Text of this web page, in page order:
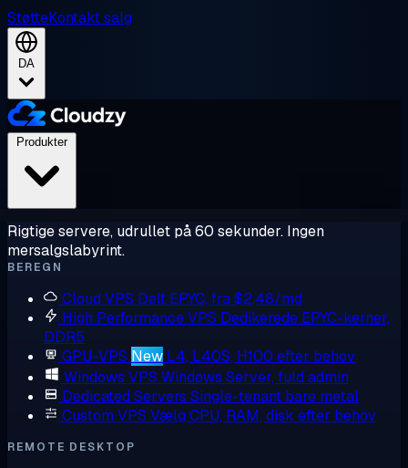
StøtteKontakt salg
DA
Produkter
Rigtige servere, udrullet på 60 sekunder. Ingen
mersalgslabyrint.
BEREGN
Cloud VPS Delt EPYC, fra $2,48/md
High Performance VPS Dedikerede EPYC-kerner,
DDR5
GPU-VPS New L4, L40S, H100 efter behov
Windows VPS Windows Server, fuld admin
Dedicated Servers Single-tenant bare metal
Custom VPS Vælg CPU, RAM, disk efter behov
REMOTE DESKTOP